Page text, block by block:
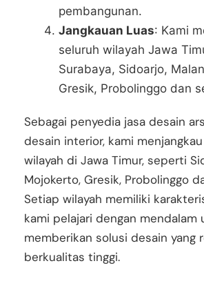
pembangunan.
Jangkauan Luas: Kami
seluruh wilayah Jawa
Surabaya, Sidoarjo,
Gresik, Probolinggo dan
Sebagai penyedia jasa desain
desain interior, kami
wilayah di Jawa Timur, seperti
Mojokerto, Gresik, Probolinggo
Setiap wilayah memiliki
kami pelajari dengan mendalam
memberikan solusi desain yang
berkualitas tinggi.